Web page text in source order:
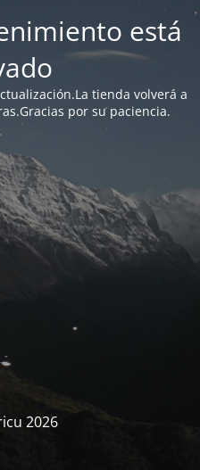
está
tienda volverá a
por su paciencia.
2026